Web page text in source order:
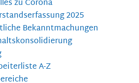
zu Corona
2025
Bekanntmachungen
A-Z